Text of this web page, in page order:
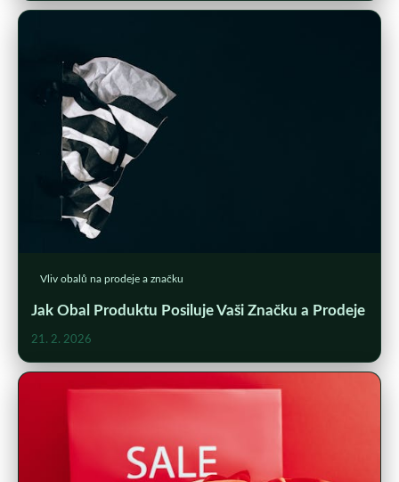
Vliv obalů na prodeje a značku
Jak Obal Produktu Posiluje Vaši Značku a Prodeje
21. 2. 2026